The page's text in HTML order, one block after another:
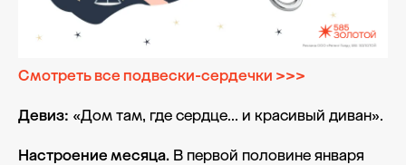
Смотреть все подвески-сердечки >>>
Девиз: «Дом там, где сердце... и красивый диван».
Настроение месяца. В первой половине января